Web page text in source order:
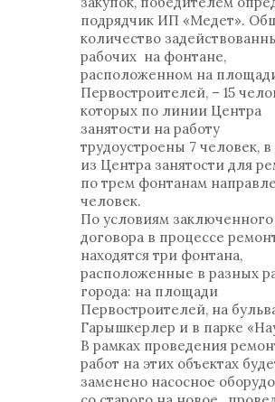
подрядчик ИП «Медет».
количество
рабочих на фонтане,
расположенном на
Первостроителей, – 15
которых по линии Центра
занятости на работу
трудоустроены 7 человек,
из Центра занятости для
по трем фонтанам
человек.
По условиям заключенного
договора в процессе
находятся три фонтана,
расположенные в разных
города: на площади
Первостроителей, на
Гарышкерлер и в парке
В рамках проведения
работ на этих объектах
заменено насосное